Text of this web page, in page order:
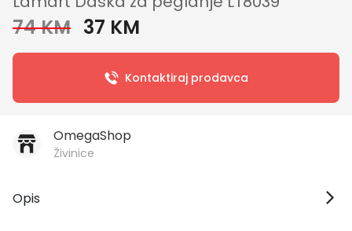
74 KM 37 KM
Kontaktiraj prodavca
OmegaShop
Živinice
Opis